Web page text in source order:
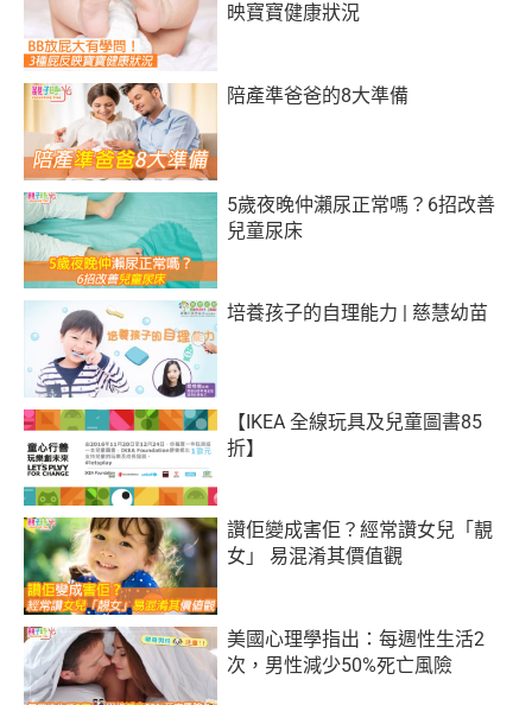
映寶寶健康狀況
陪產準爸爸的8大準備
5歲夜晚仲瀨尿正常嗎？6招改善
兒童尿床
培養孩子的自理能力 | 慈慧幼苗
【IKEA 全線玩具及兒童圖書85
折】
讚佢變成害佢？經常讚女兒「靚
女」 易混淆其價值觀
美國心理學指出：每週性生活2
次，男性減少50%死亡風險